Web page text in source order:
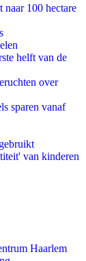
naar 100 hectare
helft van de
over
sparen vanaf
van kinderen
Haarlem